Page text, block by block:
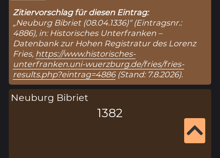
Zitiervorschlag für diesen Eintrag:
„Neuburg Bibriet (08.04.1336)“ (Eintragsnr.:
4886), in: Historisches Unterfranken –
Datenbank zur Hohen Registratur des Lorenz
Fries, https://www.historisches-
unterfranken.uni-wuerzburg.de/fries/fries-
results.php?eintrag=4886(Stand: 7.8.2026).
Neuburg Bibriet
1382